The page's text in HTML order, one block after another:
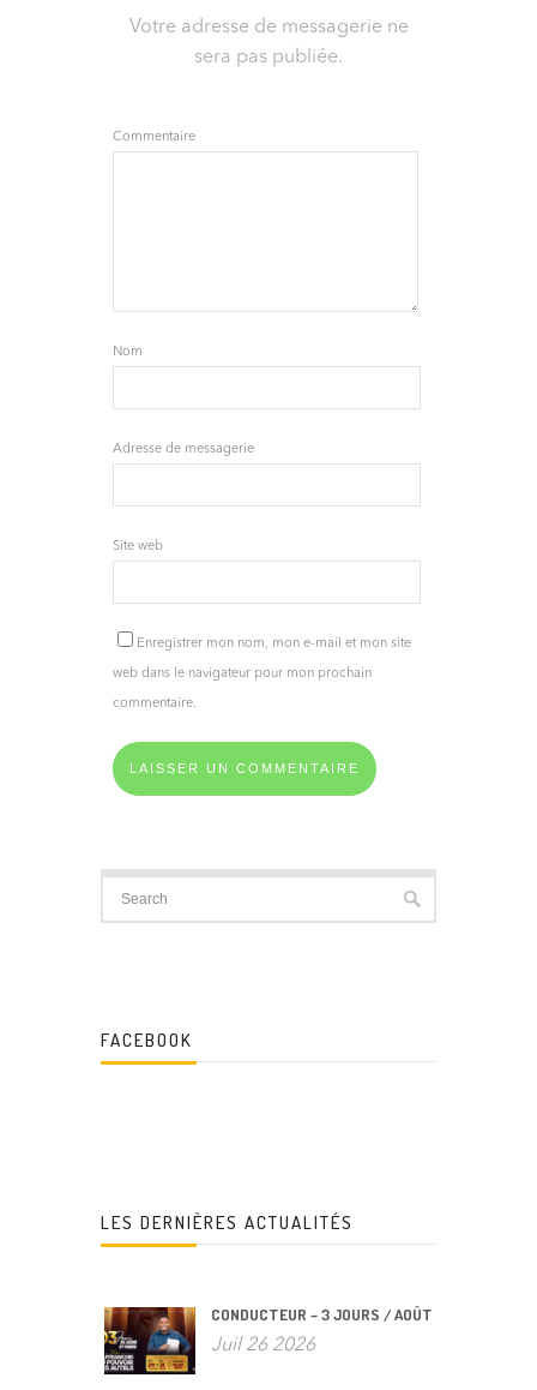
Votre adresse de messagerie ne
sera pas publiée.
Commentaire
Nom
Adresse de messagerie
Site web
Enregistrer mon nom, mon e-mail et mon site
web dans le navigateur pour mon prochain
commentaire.
FACEBOOK
LES DERNIÈRES ACTUALITÉS
CONDUCTEUR – 3 JOURS / AOÛT
Juil 26 2026